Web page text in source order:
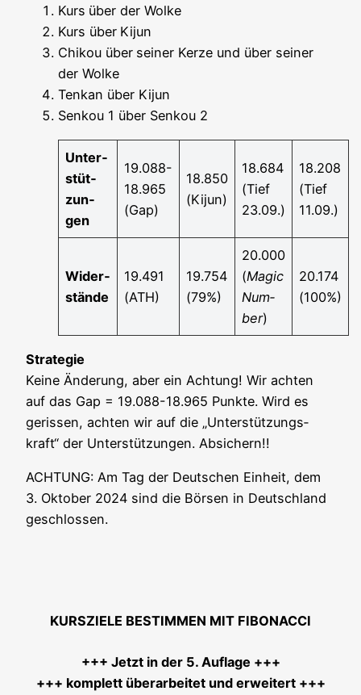
Kurs über der Wolke
Kurs über Kijun
Chi­kou über sei­ner Ker­ze und über sei­ner
der Wolke
Ten­kan über Kijun
Sen­kou 1 über Sen­kou 2
Unter­
stüt­
zun­
gen
19.088-
18.965
(Gap)
18.850
(Kijun)
18.684
(Tief
23.09.)
18.208
(Tief
11.09.)
Wider­
stän­de
19.491
(ATH)
19.754
(79%)
20.000
(Magic
Num­
ber)
20.174
(100%)
Stra­te­gie
Kei­ne Ände­rung, aber ein Ach­tung! Wir ach­ten
auf das Gap = 19.088-18.965 Punk­te. Wird es
geris­sen, ach­ten wir auf die „Unter­stüt­zungs­
kraft“ der Unter­stüt­zun­gen. Absichern!!
ACHTUNG: Am Tag der Deut­schen Ein­heit, dem
3. Okto­ber 2024 sind die Bör­sen in Deutsch­land
geschlossen.
KURSZIELE BESTIMMEN MIT FIBONACCI
+++ Jetzt in der 5. Auf­la­ge +++
+++ kom­plett über­ar­bei­tet und erwei­tert +++